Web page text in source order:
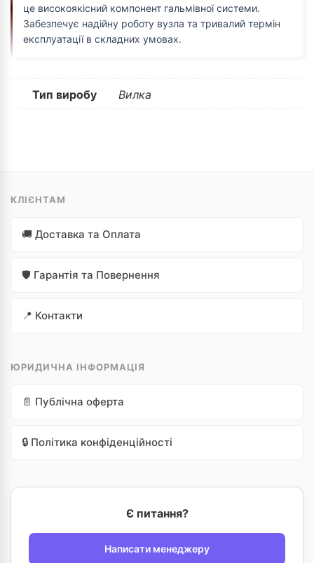
це високоякісний компонент гальмівної системи.
Забезпечує надійну роботу вузла та тривалий термін
експлуатації в складних умовах.
Тип виробу Вилка
КЛІЄНТАМ
🚚 Доставка та Оплата
🛡️ Гарантія та Повернення
📍 Контакти
ЮРИДИЧНА ІНФОРМАЦІЯ
📄 Публічна оферта
🔒 Політика конфіденційності
Є питання?
Написати менеджеру